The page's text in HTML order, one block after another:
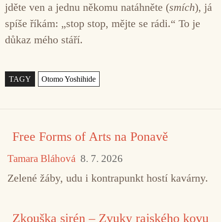
jděte ven a jednu někomu natáhněte (smích), já
spíše říkám: „stop stop, mějte se rádi.“ To je
důkaz mého stáří.
Štítky
Free Forms of Arts na Ponavě
Tamara Bláhová 8. 7. 2026
Zelené žáby, udu i kontrapunkt hostí kavárny.
Zkouška sirén – Zvuky rajského kovu